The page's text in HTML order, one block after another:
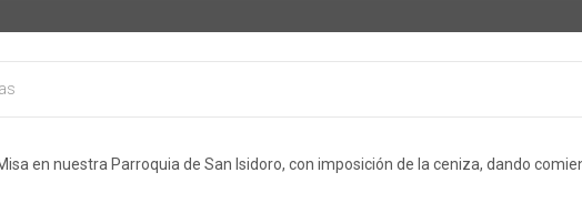
en nuestra Parroquia de San Isidoro, con imposición de la ceniza, dando